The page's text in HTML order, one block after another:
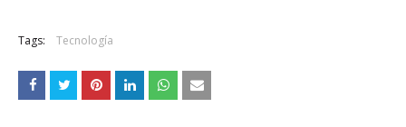
Tags: Tecnología